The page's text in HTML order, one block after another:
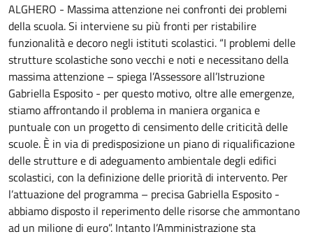
ALGHERO - Massima attenzione nei confronti dei problemi
della scuola. Si interviene su più fronti per ristabilire
funzionalità e decoro negli istituti scolastici. “I problemi delle
strutture scolastiche sono vecchi e noti e necessitano della
massima attenzione – spiega l’Assessore all’Istruzione
Gabriella Esposito - per questo motivo, oltre alle emergenze,
stiamo affrontando il problema in maniera organica e
puntuale con un progetto di censimento delle criticità delle
scuole. È in via di predisposizione un piano di riqualificazione
delle strutture e di adeguamento ambientale degli edifici
scolastici, con la definizione delle priorità di intervento. Per
l’attuazione del programma – precisa Gabriella Esposito -
abbiamo disposto il reperimento delle risorse che ammontano
ad un milione di euro”. Intanto l’Amministrazione sta